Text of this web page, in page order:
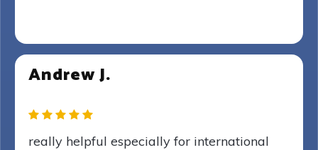
Andrew J.
really helpful especially for international